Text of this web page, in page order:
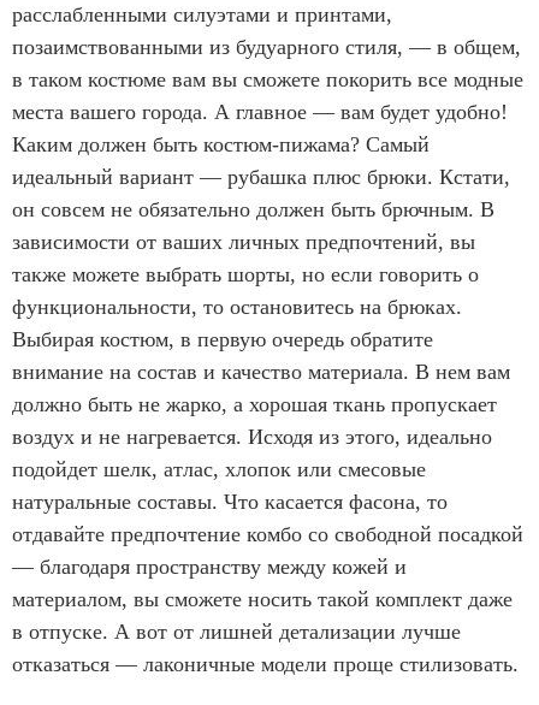
расслабленными силуэтами и принтами,
позаимствованными из будуарного стиля, — в общем,
в таком костюме вам вы сможете покорить все модные
места вашего города. А главное — вам будет удобно!
Каким должен быть костюм-пижама? Самый
идеальный вариант — рубашка плюс брюки. Кстати,
он совсем не обязательно должен быть брючным. В
зависимости от ваших личных предпочтений, вы
также можете выбрать шорты, но если говорить о
функциональности, то остановитесь на брюках.
Выбирая костюм, в первую очередь обратите
внимание на состав и качество материала. В нем вам
должно быть не жарко, а хорошая ткань пропускает
воздух и не нагревается. Исходя из этого, идеально
подойдет шелк, атлас, хлопок или смесовые
натуральные составы. Что касается фасона, то
отдавайте предпочтение комбо со свободной посадкой
— благодаря пространству между кожей и
материалом, вы сможете носить такой комплект даже
в отпуске. А вот от лишней детализации лучше
отказаться — лаконичные модели проще стилизовать.